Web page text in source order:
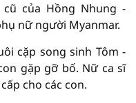
của Hồng Nhung -
nữ người Myanmar.
cặp song sinh Tôm -
gặp gỡ bố. Nữ ca sĩ
cho các con.